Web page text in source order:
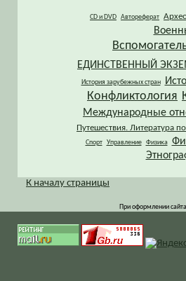
CD и DVD Автореферат
ЕДИНСТВЕННЫЙ
История зарубежных стран
Конфликтология
Международные
Путешествия. Литература
Спорт Управление Физика
К началу страницы
При оформлении